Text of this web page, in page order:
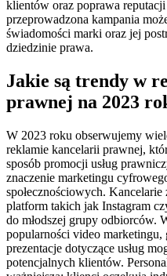
klientów oraz poprawa
przeprowadzona kampania
świadomości marki oraz jej
dziedzinie prawa.
Jakie są trendy w
prawnej na 2023
W 2023 roku obserwujemy
reklamie kancelarii prawnej,
sposób promocji usług
znaczenie marketingu
społecznościowych. Kancelarie
platform takich jak Instagram
do młodszej grupy odbiorców.
popularności video
prezentacje dotyczące usług
potencjalnych klientów.